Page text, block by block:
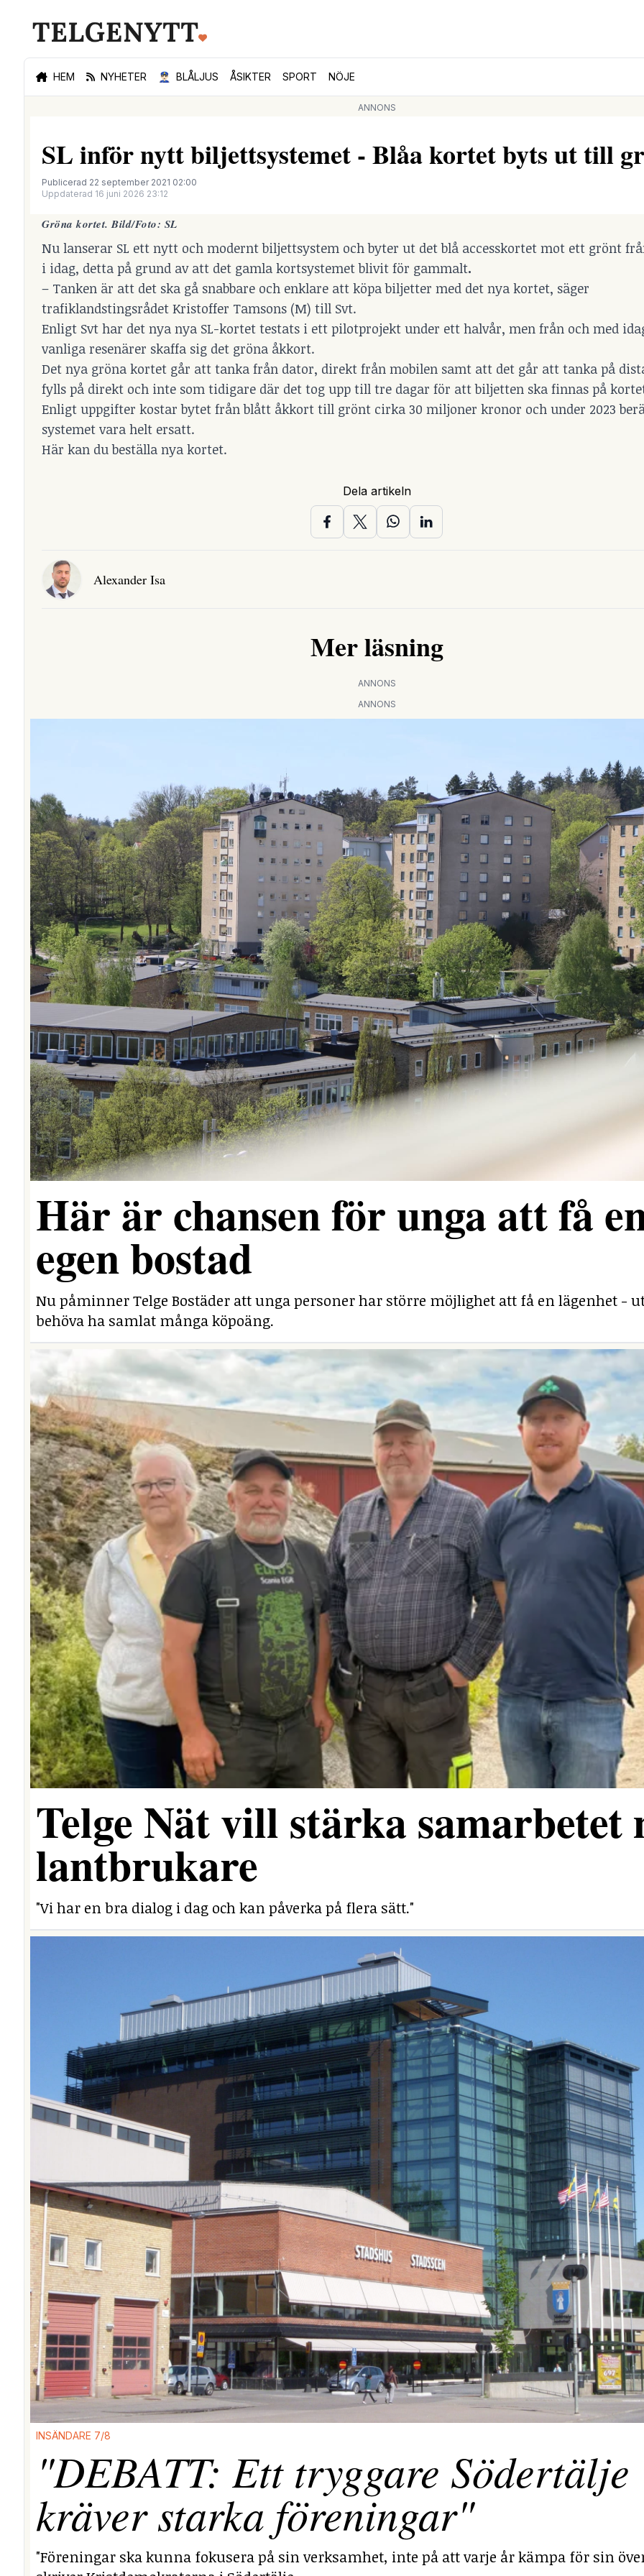
HEM NYHETER 👮🏻‍♂️ BLÅLJUS ÅSIKTER SPORT NÖJE
ANNONS
SL inför nytt biljettsystemet - Blåa kortet byts ut till
Publicerad 22 september 2021 02:00
Uppdaterad 16 juni 2026 23:12
Gröna kortet. Bild/Foto: SL
Nu lanserar SL ett nytt och modernt biljettsystem och byter ut det blå accesskortet mot ett grönt
i idag, detta på grund av att det gamla kortsystemet blivit för gammalt.
– Tanken är att det ska gå snabbare och enklare att köpa biljetter med det nya kortet, säger
trafiklandstingsrådet Kristoffer Tamsons (M) till Svt.
Enligt Svt har det nya nya SL-kortet testats i ett pilotprojekt under ett halvår, men från och med
vanliga resenärer skaffa sig det gröna åkkort.
Det nya gröna kortet går att tanka från dator, direkt från mobilen samt att det går att tanka på
fylls på direkt och inte som tidigare där det tog upp till tre dagar för att biljetten ska finnas på
Enligt uppgifter kostar bytet från blått åkkort till grönt cirka 30 miljoner kronor och under 2023
systemet vara helt ersatt.
Här kan du beställa nya kortet.
Dela artikeln
Alexander Isa
Mer läsning
ANNONS
ANNONS
Här är chansen för unga att få
egen bostad
Nu påminner Telge Bostäder att unga personer har större möjlighet att få en lägenhet -
behöva ha samlat många köpoäng.
Telge Nät vill stärka samarbetet
lantbrukare
"Vi har en bra dialog i dag och kan påverka på flera sätt."
INSÄNDARE 7/8
"DEBATT: Ett tryggare Södertälje
kräver starka föreningar"
"Föreningar ska kunna fokusera på sin verksamhet, inte på att varje år kämpa för sin